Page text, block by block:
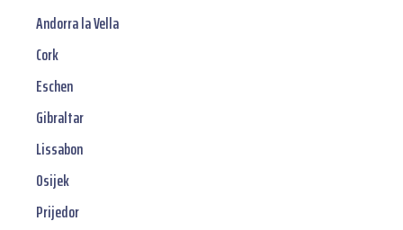
Andorra la Vella
Cork
Eschen
Gibraltar
Lissabon
Osijek
Prijedor